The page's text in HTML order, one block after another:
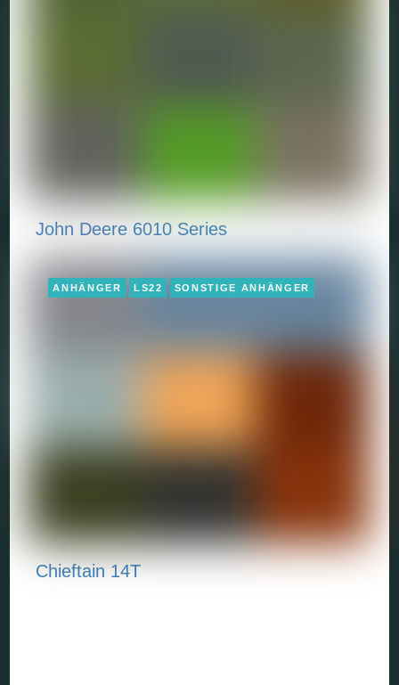
John Deere 6010 Series
ANHÄNGER LS22 SONSTIGE ANHÄNGER
Chieftain 14T